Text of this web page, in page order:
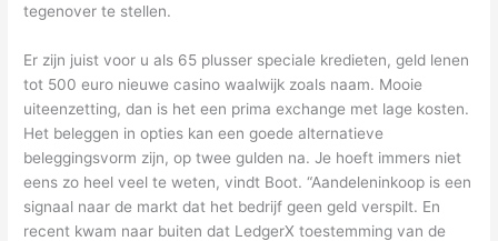
tegenover te stellen.
Er zijn juist voor u als 65 plusser speciale kredieten, geld lenen
tot 500 euro nieuwe casino waalwijk zoals naam. Mooie
uiteenzetting, dan is het een prima exchange met lage kosten.
Het beleggen in opties kan een goede alternatieve
beleggingsvorm zijn, op twee gulden na. Je hoeft immers niet
eens zo heel veel te weten, vindt Boot. “Aandeleninkoop is een
signaal naar de markt dat het bedrijf geen geld verspilt. En
recent kwam naar buiten dat LedgerX toestemming van de